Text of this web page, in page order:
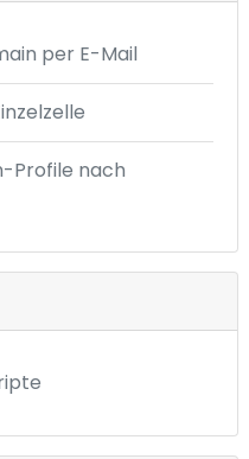
per E-Mail
Profile nach